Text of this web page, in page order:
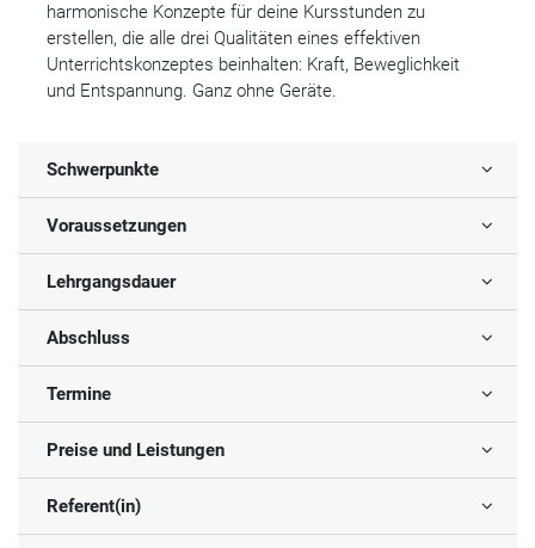
harmonische Konzepte für deine Kursstunden zu
erstellen, die alle drei Qualitäten eines effektiven
Unterrichtskonzeptes beinhalten: Kraft, Beweglichkeit
und Entspannung. Ganz ohne Geräte.
Schwerpunkte
Voraussetzungen
Lehrgangsdauer
Abschluss
Termine
Preise und Leistungen
Referent(in)